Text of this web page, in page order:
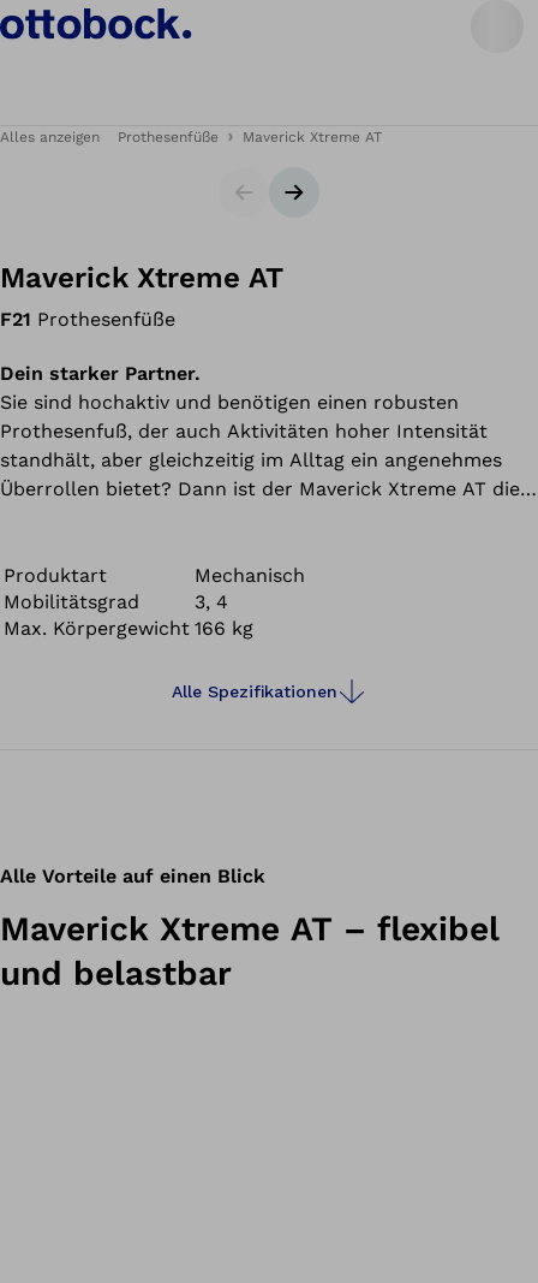
Alles anzeigen Prothesenfüße Maverick Xtreme AT
SliderNächster Slide
Maverick Xtreme AT
F21 Prothesenfüße
Dein starker Partner.
Sie sind hochaktiv und benötigen einen robusten
Prothesenfuß, der auch Aktivitäten hoher Intensität
standhält, aber gleichzeitig im Alltag ein angenehmes
Überrollen bietet? Dann ist der Maverick Xtreme AT die
für ein angenehmes Tragegefühl.
Produktart
Mechanisch
Mobilitätsgrad
3, 4
Max. Körpergewicht 166 kg
Alle Spezifikationen
Alle Vorteile auf einen Blick
Maverick Xtreme AT – flexibel
und belastbar